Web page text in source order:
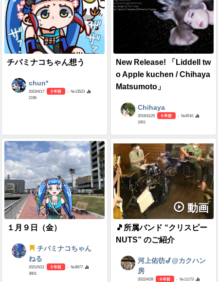
チバミナコちゃん想う
chun*
2023/4/17 3 年前
- №13523
2196
New Release! 「Liddell tw
o Apple kuchen / Chihaya
Matsumoto」
Chihaya
2019/11/25 6 年前
- №6510
2451
１月９日（金）
チバミナコちゃん
ねる
2021/5/21 5 年前
- №8977
3601
動画
🎵所属バンド “クリスピー
NUTS” のご紹介
河上佑彷🎷@カクハン
房
2022/4/28 4 年前
- №11173